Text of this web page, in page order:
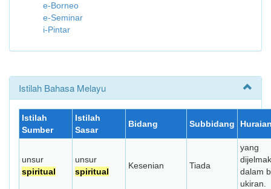
e-Borneo
e-Seminar
i-Pintar
Istilah Bahasa Melayu
Istilah
Sumber
Istilah
Sasar
Bidang Subbidang
unsur
spiritual
unsur
spiritual
Kesenian Tiada
yang
dalam
ukiran.